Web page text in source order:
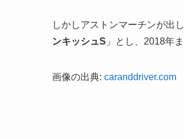
しかしアストンマーチンが出
ンキッシュS 」とし、2018年
画像の出典: caranddriver.com